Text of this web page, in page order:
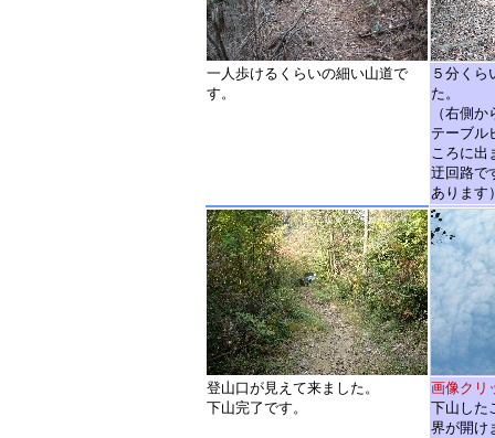
一人歩けるくらいの細い山道で
す。
５分くら
た。
（右側
テーブル
ころに出
迂回路で
あります
登山口が見えて来ました。
下山完了です。
画像クリ
下山した
界が開け